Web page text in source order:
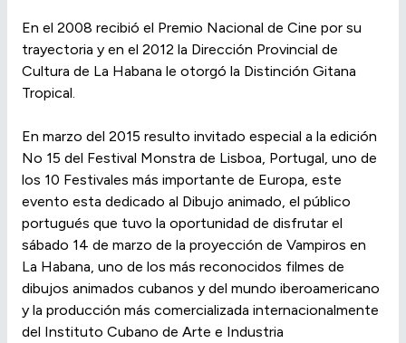
En el 2008 recibió el Premio Nacional de Cine por su
trayectoria y en el 2012 la Dirección Provincial de
Cultura de La Habana le otorgó la Distinción Gitana
Tropical.
En marzo del 2015 resulto invitado especial a la edición
No 15 del Festival Monstra de Lisboa, Portugal, uno de
los 10 Festivales más importante de Europa, este
evento esta dedicado al Dibujo animado, el público
portugués que tuvo la oportunidad de disfrutar el
sábado 14 de marzo de la proyección de Vampiros en
La Habana, uno de los más reconocidos filmes de
dibujos animados cubanos y del mundo iberoamericano
y la producción más comercializada internacionalmente
del Instituto Cubano de Arte e Industria